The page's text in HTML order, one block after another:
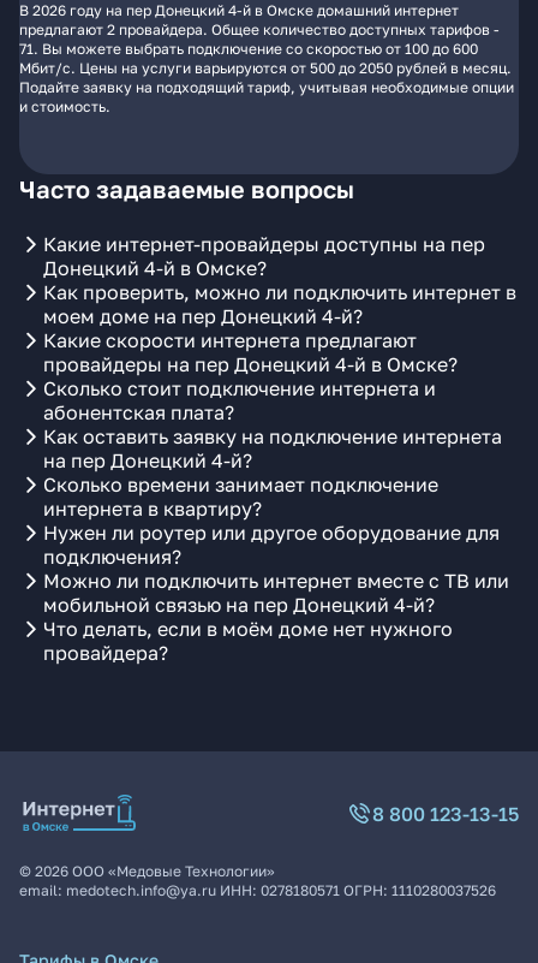
В 2026 году на пер Донецкий 4-й в Омске домашний интернет
предлагают 2 провайдера. Общее количество доступных тарифов -
71. Вы можете выбрать подключение со скоростью от 100 до 600
Мбит/с. Цены на услуги варьируются от 500 до 2050 рублей в месяц.
Подайте заявку на подходящий тариф, учитывая необходимые опции
и стоимость.
Часто задаваемые вопросы
Какие интернет-провайдеры доступны на пер
Донецкий 4-й в Омске?
Как проверить, можно ли подключить интернет в
моем доме на пер Донецкий 4-й?
Какие скорости интернета предлагают
провайдеры на пер Донецкий 4-й в Омске?
Сколько стоит подключение интернета и
абонентская плата?
Как оставить заявку на подключение интернета
на пер Донецкий 4-й?
Сколько времени занимает подключение
интернета в квартиру?
Нужен ли роутер или другое оборудование для
подключения?
Можно ли подключить интернет вместе с ТВ или
мобильной связью на пер Донецкий 4-й?
Что делать, если в моём доме нет нужного
провайдера?
8 800 123-13-15
© 2026 ООО «Медовые Технологии»
email: medotech.info@ya.ru ИНН: 0278180571 ОГРН: 1110280037526